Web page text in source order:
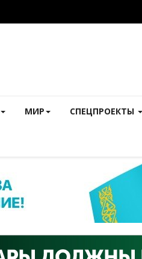
МИР СПЕЦПРОЕКТЫ